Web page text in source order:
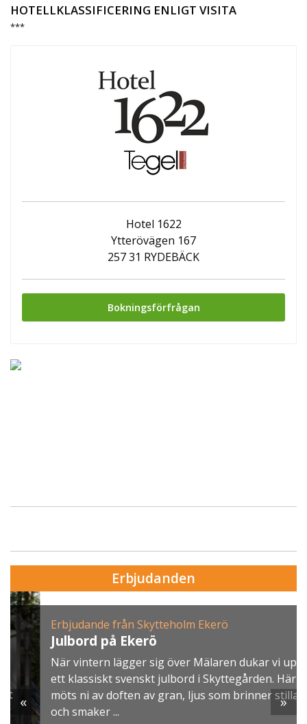
HOTELLKLASSIFICERING ENLIGT VISITA
***
Hotel 1622
Ytterövägen 167
257 31 RYDEBÄCK
Bokningsförfrågan
Erbjudanden
Erbjudande från Skytteholm Ekerö
Julbord på Ekerö
När vintern lägger sig över Mälaren dukar vi upp
ett klassiskt svenskt julbord i Skyttegården. Här
möts ni av doften av gran, ljus som brinner stilla
och smaker ...
« »